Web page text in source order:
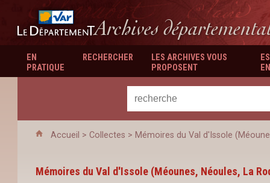
Département du Var
Archives
EN
PRATIQUE
RECHERCHER
LES ARCHIVES VOUS
PROPOSENT
Accueil > Collectes > Mémoires du Val d'Issole
Mémoires du Val d'Issole (Méounes, Néoules, La